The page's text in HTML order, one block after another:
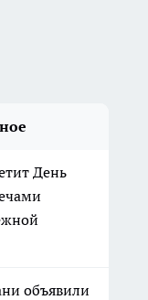
День
объявили